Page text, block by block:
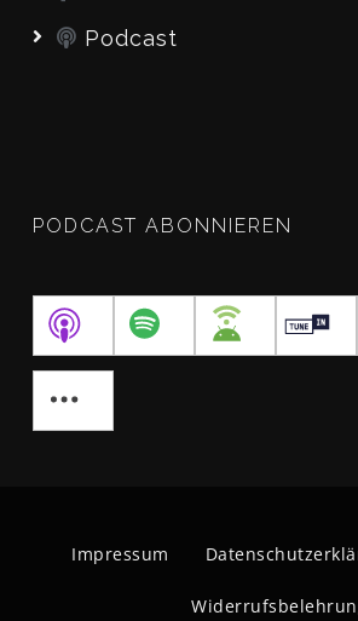
Podcast
PODCAST ABONNIEREN
Impressum